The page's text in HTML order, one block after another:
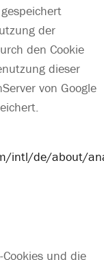
der
den Cookie
dieser
von Google
intl/de/about/
und die